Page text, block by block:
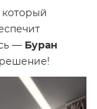
— Буран